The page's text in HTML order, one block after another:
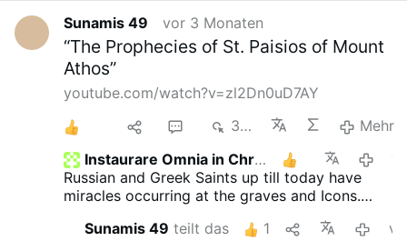
Sunamis 49 vor 3 Monaten
“The Prophecies of St. Paisios of Mount
Athos”
youtube.com/watch?v=zl2Dn0uD7AY
364
Mehr
Instaurare Omnia in Christo
Russian and Greek Saints up till today have
miracles occurring at the graves and Icons.
Saint. Saint Spyrido. They have to change his
Sunamis 49 teilt das 1